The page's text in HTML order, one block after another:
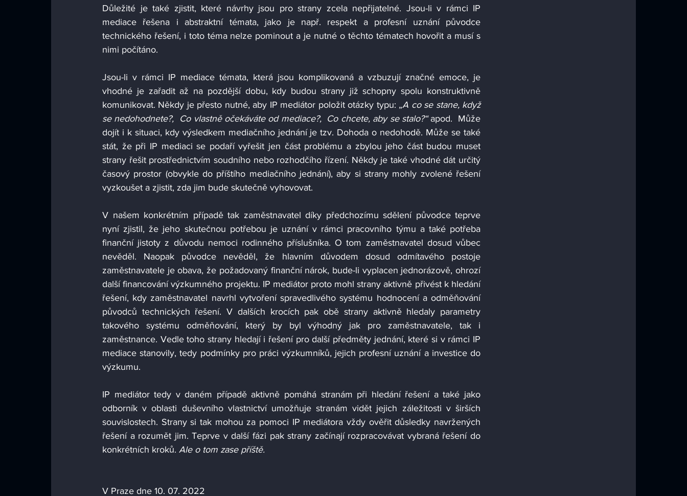
Důležité je také zjistit, které návrhy jsou pro strany zcela nepřijatelné. Jsou-li v rámci IP
mediace řešena i abstraktní témata, jako je např. respekt a profesní uznání původce
technického řešení, i toto téma nelze pominout a je nutné o těchto tématech hovořit a musí s
nimi počítáno.
Jsou-li v rámci IP mediace témata, která jsou komplikovaná a vzbuzují značné emoce, je
vhodné je zařadit až na pozdější dobu, kdy budou strany již schopny spolu konstruktivně
komunikovat. Někdy je přesto nutné, aby IP mediátor položit otázky typu: „A co se stane, když
se nedohodnete?,  Co vlastně očekáváte od mediace?,  Co chcete, aby se stalo?“ apod.  Může
dojít i k situaci, kdy výsledkem mediačního jednání je tzv. Dohoda o nedohodě. Může se také
stát, že při IP mediaci se podaří vyřešit jen část problému a zbylou jeho část budou muset
strany řešit prostřednictvím soudního nebo rozhodčího řízení. Někdy je také vhodné dát určitý
časový prostor (obvykle do příštího mediačního jednání), aby si strany mohly zvolené řešení
vyzkoušet a zjistit, zda jim bude skutečně vyhovovat.
V našem konkrétním případě tak zaměstnavatel díky předchozímu sdělení původce teprve
nyní zjistil, že jeho skutečnou potřebou je uznání v rámci pracovního týmu a také potřeba
finanční jistoty z důvodu nemoci rodinného příslušníka. O tom zaměstnavatel dosud vůbec
nevěděl. Naopak původce nevěděl, že hlavním důvodem dosud odmítavého postoje
zaměstnavatele je obava, že požadovaný finanční nárok, bude-li vyplacen jednorázově, ohrozí
další financování výzkumného projektu. IP mediátor proto mohl strany aktivně přivést k hledání
řešení, kdy zaměstnavatel navrhl vytvoření spravedlivého systému hodnocení a odměňování
původců technických řešení. V dalších krocích pak obě strany aktivně hledaly parametry
takového systému odměňování, který by byl výhodný jak pro zaměstnavatele, tak i
zaměstnance. Vedle toho strany hledají i řešení pro další předměty jednání, které si v rámci IP
mediace stanovily, tedy podmínky pro práci výzkumníků, jejich profesní uznání a investice do
výzkumu.
IP mediátor tedy v daném případě aktivně pomáhá stranám při hledání řešení a také jako
odborník v oblasti duševního vlastnictví umožňuje stranám vidět jejich záležitosti v širších
souvislostech. Strany si tak mohou za pomoci IP mediátora vždy ověřit důsledky navržených
řešení a rozumět jim. Teprve v další fázi pak strany začínají rozpracovávat vybraná řešení do
konkrétních kroků. Ale o tom zase příště.
V Praze dne 10. 07. 2022